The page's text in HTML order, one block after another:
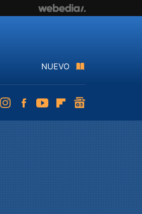
NUEVO
InstagramFacebookYoutubeFlipboard